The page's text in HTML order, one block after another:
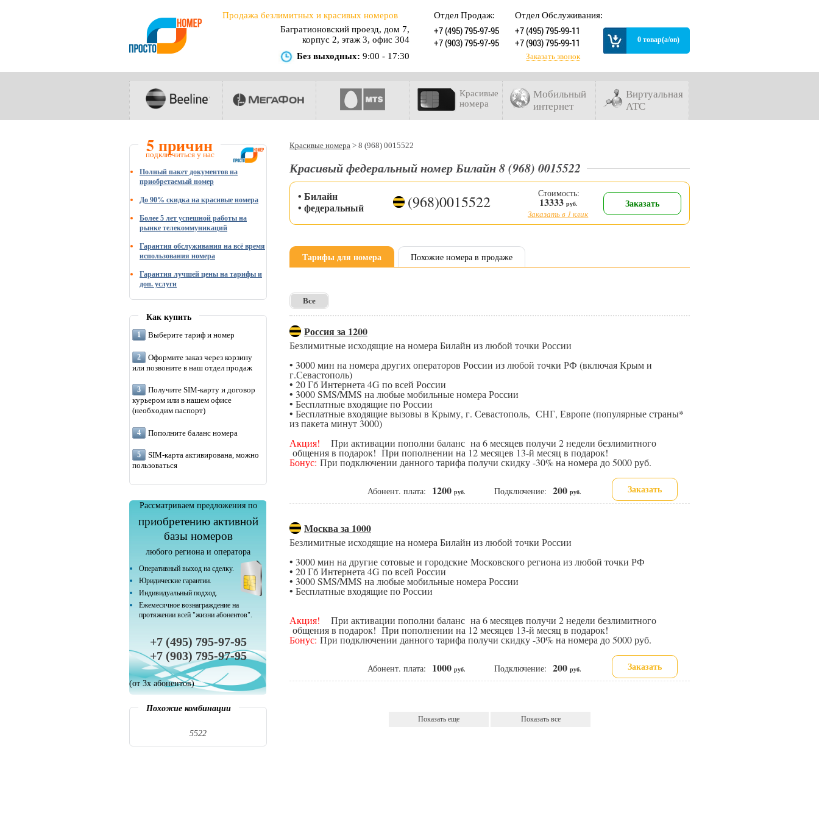
Продажа безлимитных и красивых номеров
Багратионовский проезд, дом 7,
корпус 2, этаж 3, офис 304
Без выходных: 9:00 - 17:30
Отдел Продаж:
+7 (495) 795-97-95
+7 (903) 795-97-95
Отдел Обслуживания:
+7 (495) 795-99-11
+7 (903) 795-99-11
Заказать звонок
0 товар(а/ов)
Красивые
номера
Мобильный
интернет
Виртуальная
АТС
5 причин
подключиться у нас
Полный пакет документов на
приобретаемый номер
До 90% скидка на красивые номера
Более 5 лет успешной работы на
рынке телекоммуникаций
Гарантия обслуживания на всё время
использования номера
Гарантия лучшей цены на тарифы и
доп. услуги
Как купить
Выберите тариф и номер
Оформите заказ через корзину
или позвоните в наш отдел продаж
Получите SIM-карту и договор
курьером или в нашем офисе
(необходим паспорт)
Пополните баланс номера
SIM-карта активирована, можно
пользоваться
Рассматриваем предложения по
приобретению активной
базы номеров
любого региона и оператора
Оперативный выход на сделку.
Юридические гарантии.
Индивидуальный подход.
Ежемесячное вознаграждение на
протяжении всей "жизни абонентов".
+7 (495) 795-97-95
+7 (903) 795-97-95
(от 3х абонентов)
Похожие комбинации
5522
Красивые номера > 8 (968) 0015522
Красивый федеральный номер Билайн 8 (968) 0015522
• Билайн
• федеральный
(968)0015522 Стоимость:
13333 руб.
Заказать в 1 клик
Заказать
Тарифы для номера Похожие номера в продаже
Все
Россия за 1200
Безлимитные исходящие на номера Билайн из любой точки России
• 3000 мин на номера других операторов России из любой точки РФ (включая Крым и
г.Севастополь)
• 20 Гб Интернета 4G по всей России
• 3000 SMS/MMS на любые мобильные номера России
• Бесплатные входящие по России
• Бесплатные входящие вызовы в Крыму, г. Севастополь, СНГ, Европе (популярные страны*
из пакета минут 3000)
Акция! При активации пополни баланс на 6 месяцев получи 2 недели безлимитного
общения в подарок! При пополнении на 12 месяцев 13-й месяц в подарок!
Бонус: При подключении данного тарифа получи скидку -30% на номера до 5000 руб.
Абонент. плата: 1200 руб. Подключение: 200 руб. Заказать
Москва за 1000
Безлимитные исходящие на номера Билайн из любой точки России
• 3000 мин на другие сотовые и городские Московского региона из любой точки РФ
• 20 Гб Интернета 4G по всей России
• 3000 SMS/MMS на любые мобильные номера России
• Бесплатные входящие по России
Акция! При активации пополни баланс на 6 месяцев получи 2 недели безлимитного
общения в подарок! При пополнении на 12 месяцев 13-й месяц в подарок!
Бонус: При подключении данного тарифа получи скидку -30% на номера до 5000 руб.
Абонент. плата: 1000 руб. Подключение: 200 руб. Заказать
Показать еще Показать все